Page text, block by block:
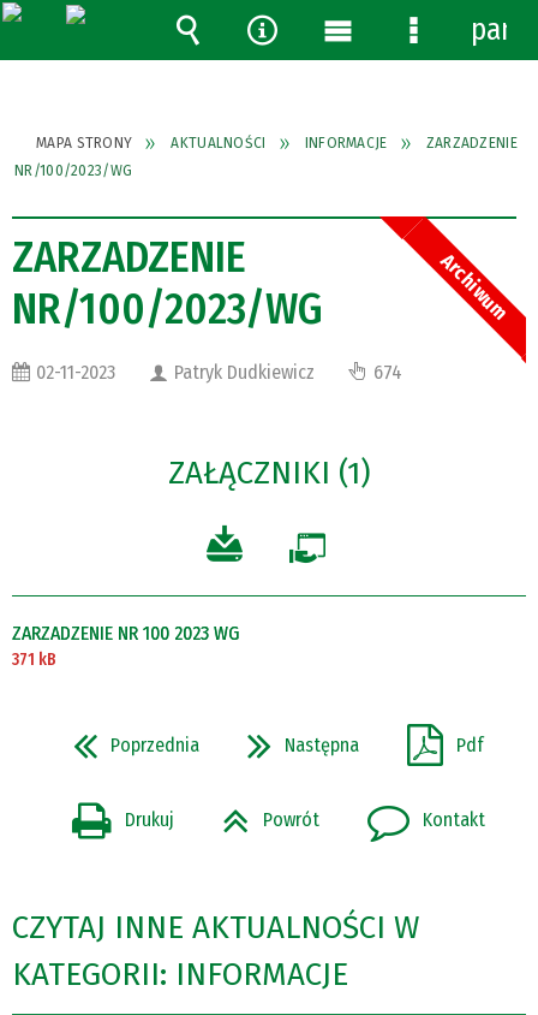
MAPA STRONY AKTUALNOŚCI INFORMACJE
ZARZADZENIE
NR/100/2023/WG
ZARZADZENIE
NR/100/2023/WG
Archiwum
02-11-2023 Patryk Dudkiewicz 674
ZAŁĄCZNIKI (1)
ZARZADZENIE NR 100 2023 WG
371 kB
Poprzednia Następna Pdf
Drukuj Powrót Kontakt
CZYTAJ INNE AKTUALNOŚCI W
KATEGORII: INFORMACJE
Wyszukiwarka
Narzędzia
Menu Menu
panel